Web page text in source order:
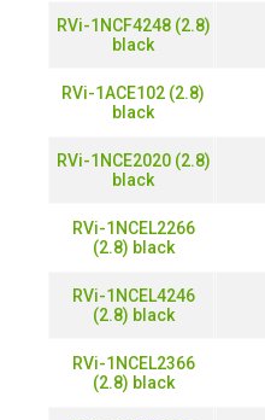
RVi-1NCF4248 (2.8)
black
RVi-1ACE102 (2.8)
black
RVi-1NCE2020 (2.8)
black
RVi-1NCEL2266
(2.8) black
RVi-1NCEL4246
(2.8) black
RVi-1NCEL2366
(2.8) black